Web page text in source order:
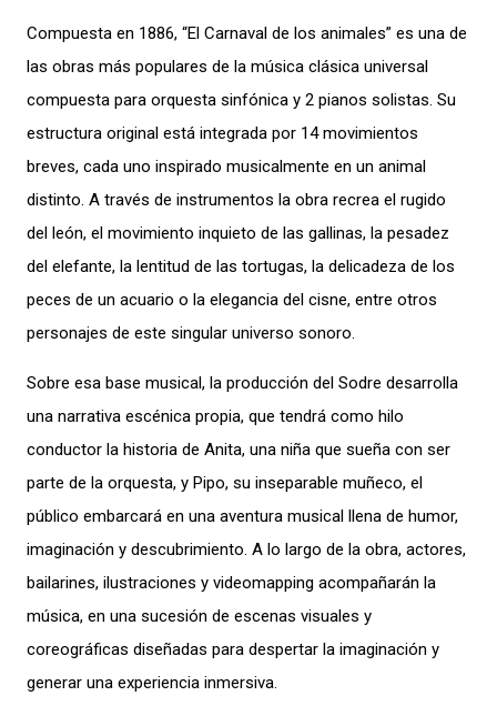
Compuesta en 1886, “El Carnaval de los animales” es una de
las obras más populares de la música clásica universal
compuesta para orquesta sinfónica y 2 pianos solistas. Su
estructura original está integrada por 14 movimientos
breves, cada uno inspirado musicalmente en un animal
distinto. A través de instrumentos la obra recrea el rugido
del león, el movimiento inquieto de las gallinas, la pesadez
del elefante, la lentitud de las tortugas, la delicadeza de los
peces de un acuario o la elegancia del cisne, entre otros
personajes de este singular universo sonoro.
Sobre esa base musical, la producción del Sodre desarrolla
una narrativa escénica propia, que tendrá como hilo
conductor la historia de Anita, una niña que sueña con ser
parte de la orquesta, y Pipo, su inseparable muñeco, el
público embarcará en una aventura musical llena de humor,
imaginación y descubrimiento. A lo largo de la obra, actores,
bailarines, ilustraciones y videomapping acompañarán la
música, en una sucesión de escenas visuales y
coreográficas diseñadas para despertar la imaginación y
generar una experiencia inmersiva.